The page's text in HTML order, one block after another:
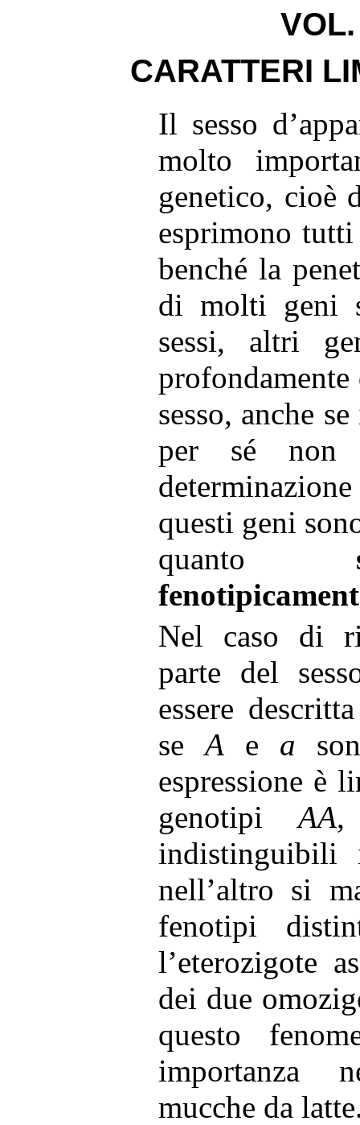
CARATTERI
Il sesso
molto
genetico, cioè
esprimono
benché la
di molti geni
sessi, altri
profondamente
sesso, anche
per sé non
questi geni
quanto
Nel caso di
parte del
essere
seAe a
espressione è
genotipiAA
indistinguibili
nell’altro si
fenotipi
l’eterozigote
dei due
questo
importanza
mucche da